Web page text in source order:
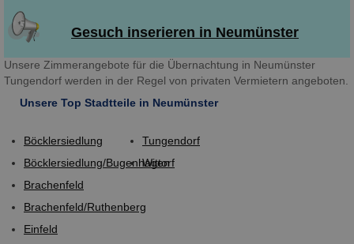
Gesuch inserieren in Neumünster
Unsere Zimmerangebote für die Übernachtung in Neumünster
Tungendorf werden in der Regel von privaten Vermietern angeboten.
Unsere Top Stadtteile in Neumünster
Böcklersiedlung
Böcklersiedlung/Bugenhagen
Brachenfeld
Brachenfeld/Ruthenberg
Einfeld
Tungendorf
Wittorf